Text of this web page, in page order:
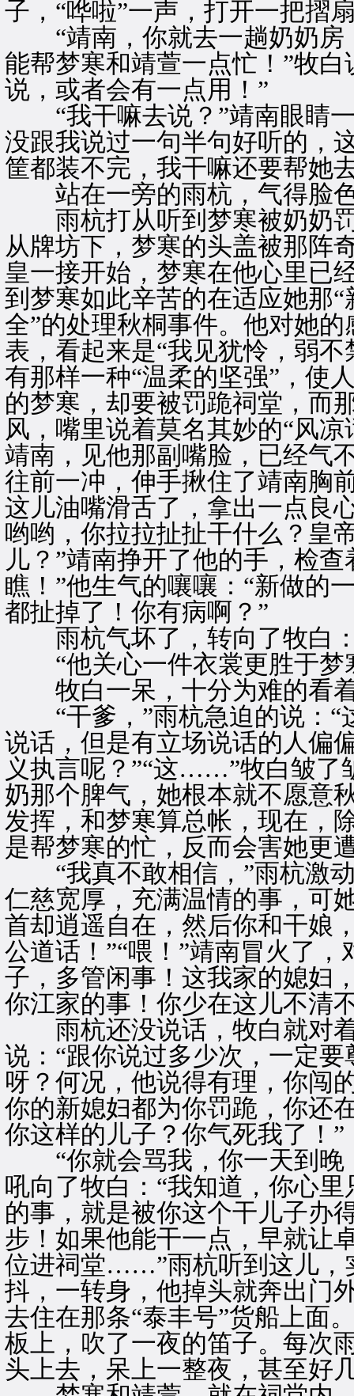
子，“哗啦”一声，打开一把摺
“靖南，你就去一趟奶奶房
能帮梦寒和靖萱一点忙！”牧
说，或者会有一点用！”
“我干嘛去说？”靖南眼睛一
没跟我说过一句半句好听的，
筐都装不完，我干嘛还要帮她
站在一旁的雨杭，气得脸
雨杭打从听到梦寒被奶奶罚
从牌坊下，梦寒的头盖被那阵
皇一接开始，梦寒在他心里已
到梦寒如此辛苦的在适应她那
全”的处理秋桐事件。他对她
表，看起来是“我见犹怜，弱
有那样一种“温柔的坚强”，使
的梦寒，却要被罚跪祠堂，而
风，嘴里说着莫名其妙的“风
靖南，见他那副嘴脸，已经气
往前一冲，伸手揪住了靖南胸
这儿油嘴滑舌了，拿出一点良
哟哟，你拉拉扯扯干什么？皇
儿？”靖南挣开了他的手，检
瞧！”他生气的嚷嚷：“新做的
都扯掉了！你有病啊？”
雨杭气坏了，转向了牧白
“他关心一件衣裳更胜于梦
牧白一呆，十分为难的看
“干爹，”雨杭急迫的说：“
说话，但是有立场说话的人偏
义执言呢？”“这……”牧白皱了
奶那个脾气，她根本就不愿意
发挥，和梦寒算总帐，现在，
是帮梦寒的忙，反而会害她
“我真不敢相信，”雨杭激动
仁慈宽厚，充满温情的事，可
首却逍遥自在，然后你和干娘
公道话！”“喂！”靖南冒火了
子，多管闲事！这我家的媳妇
你江家的事！你少在这儿不清
雨杭还没说话，牧白就对着
说：“跟你说过多少次，一定
呀？何况，他说得有理，你闯
你的新媳妇都为你罚跪，你还
你这样的儿子？你气死我了！”
“你就会骂我，你一天到晚
吼向了牧白：“我知道，你心
的事，就是被你这个干儿子办
步！如果他能干一点，早就让
位进祠堂……”雨杭听到这儿，
抖，一转身，他掉头就奔出门
去住在那条“泰丰号”货船上面
板上，吹了一夜的笛子。每次
头上去，呆上一整夜，甚至好